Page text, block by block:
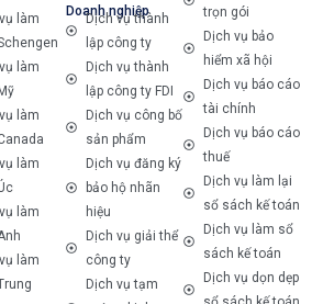
làm
làm
làm
làm
làm
làm
Doanh nghiệp
Dịch vụ thành
lập công ty
Dịch vụ thành
lập công ty FDI
Dịch vụ công bố
sản phẩm
Dịch vụ đăng ký
bảo hộ nhãn
hiệu
Dịch vụ giải thể
công ty
Dịch vụ tạm
trọn gói
Dịch vụ bảo
hiểm xã hội
Dịch vụ báo cáo
tài chính
Dịch vụ báo cáo
thuế
Dịch vụ làm lại
sổ sách kế toán
Dịch vụ làm sổ
sách kế toán
Dịch vụ dọn dẹp